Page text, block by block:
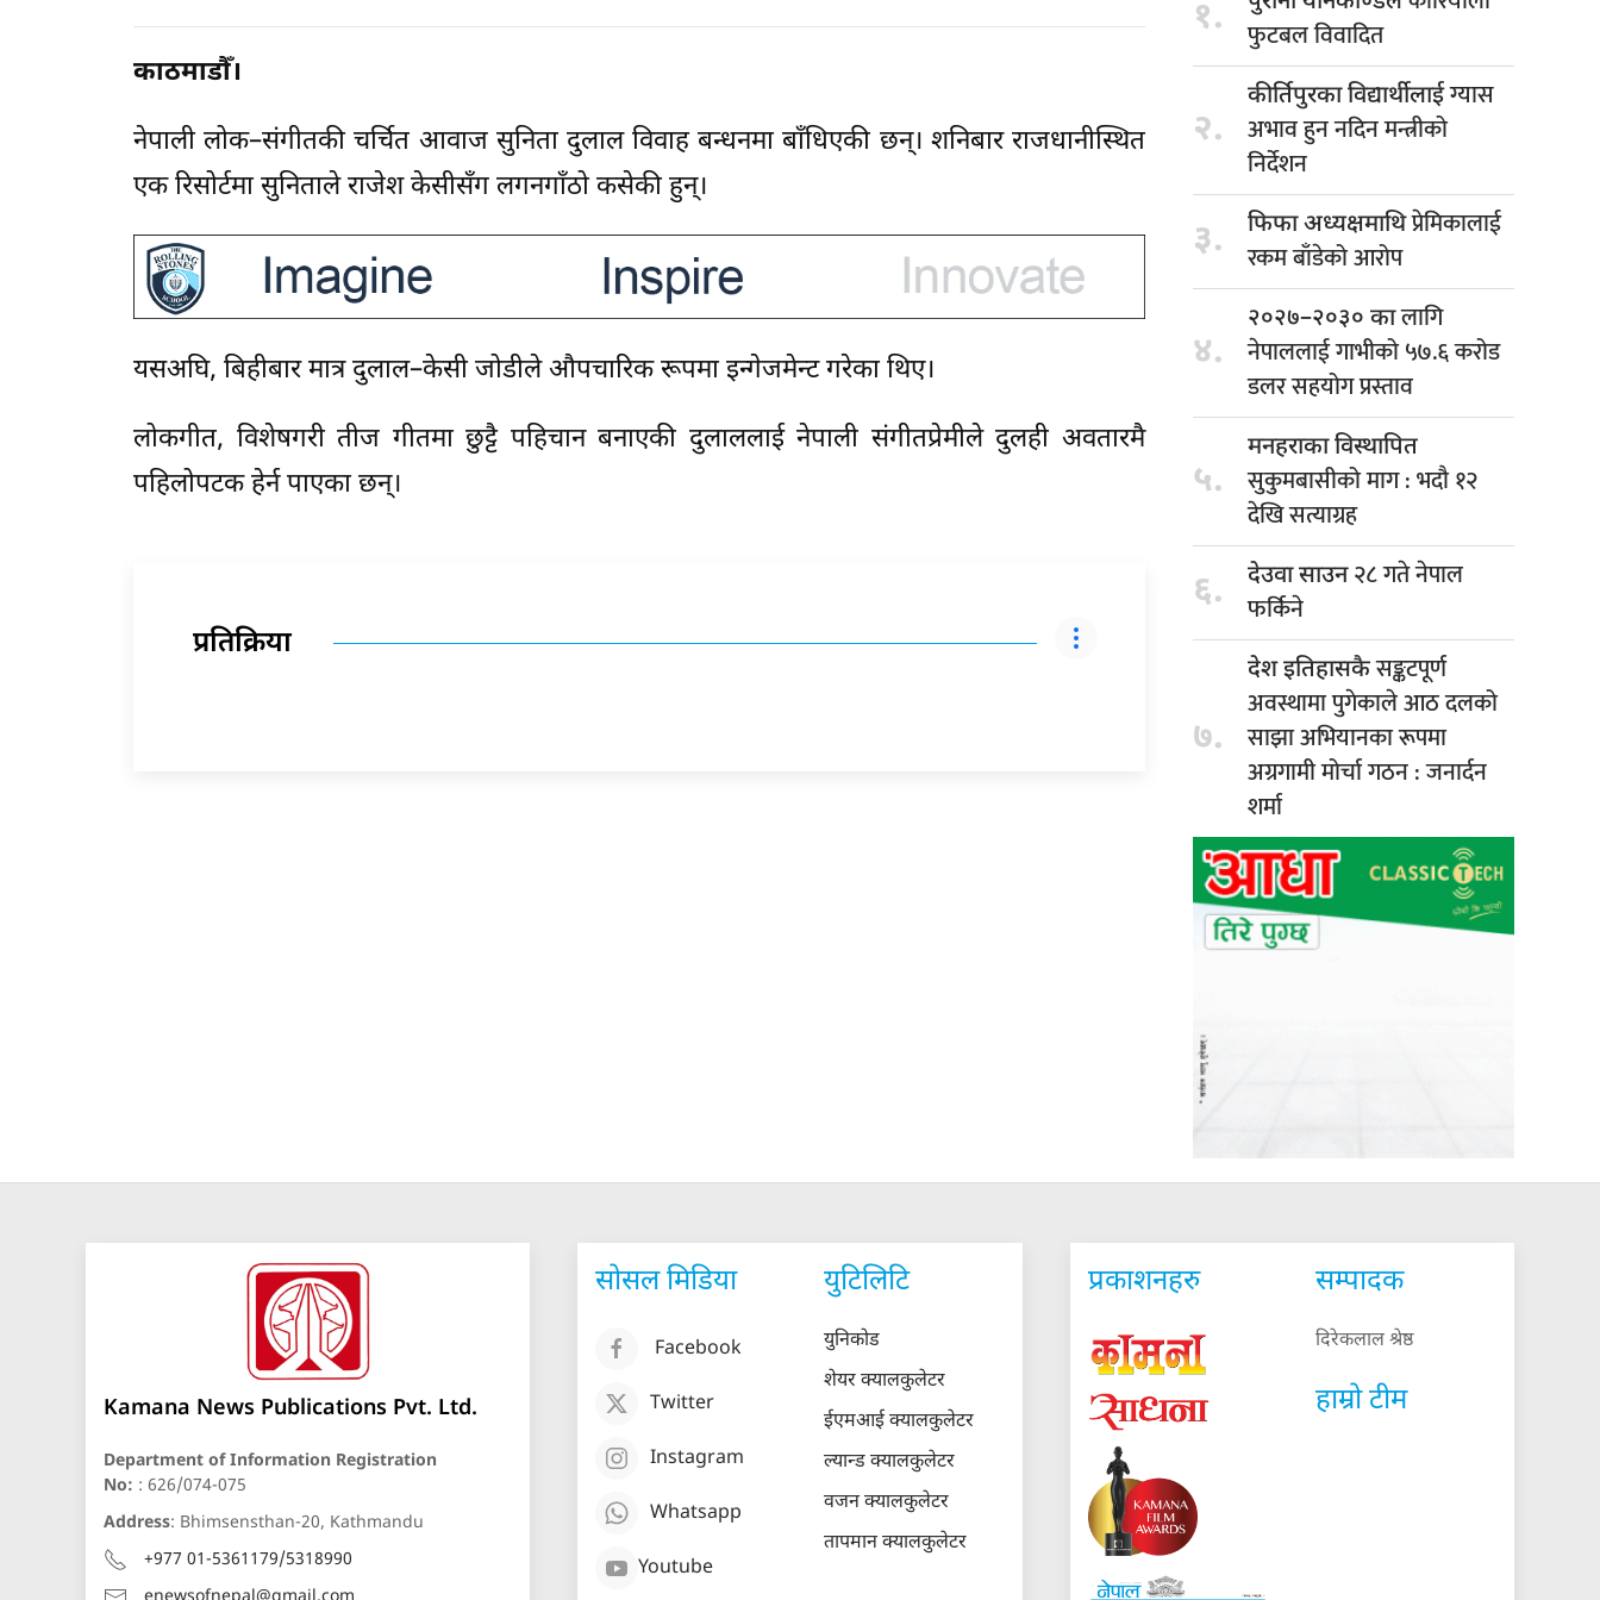
काठमाडौँ।
नेपाली लोक–संगीतकी चर्चित आवाज सुनिता दुलाल विवाह बन्धनमा बाँधिएकी छन्। शनिबार राजधानीस्थित
एक रिसोर्टमा सुनिताले राजेश केसीसँग लगनगाँठो कसेकी हुन्।
यसअघि, बिहीबार मात्र दुलाल–केसी जोडीले औपचारिक रूपमा इन्गेजमेन्ट गरेका थिए।
लोकगीत, विशेषगरी तीज गीतमा छुट्टै पहिचान बनाएकी दुलाललाई नेपाली संगीतप्रेमीले दुलही अवतारमै
पहिलोपटक हेर्न पाएका छन्।
प्रतिक्रिया
१.
फुटबल विवादित
२.
कीर्तिपुरका विद्यार्थीलाईग्यास
अभाव हुन नदिन मन्त्रीको
निर्देशन
३. फिफा अध्यक्षमाथिप्रेमिकालाई
रकम बाँडेको आरोप
४.
२०२७–२०३० कालागि
नेपाललाई गाभीको ५७.६ करोड
डलर सहयोग प्रस्ताव
५.
मनहराका विस्थापित
सुकुमबासीको माग : भदौ १२
देखि सत्याग्रह
६. देउवा साउन२८ गते नेपाल
फर्किने
७.
देश इतिहासकैसङ्कटपूर्ण
अवस्थामा पुगेकाले आठ दलको
साझा अभियानका रूपमा
अग्रगामी मोर्चा गठन : जनार्दन
शर्मा
Kamana News Publications Pvt. Ltd.
Department of Information Registration
No: : 626/074-075
Address: Bhimsensthan-20, Kathmandu
+977 01-5361179/5318990
सोसल मिडिया
Facebook
Twitter
Instagram
Whatsapp
Youtube
युटिलिटि
युनिकोड
शेयर क्यालकुलेटर
ईएमआई क्यालकुलेटर
ल्यान्ड क्यालकुलेटर
वजन क्यालकुलेटर
तापमान क्यालकुलेटर
प्रकाशनहरु सम्पादक
दिरेकलाल श्रेष्ठ
हाम्रो टीम